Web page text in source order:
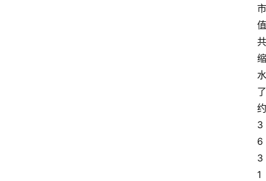
市
值
共
缩
水
了
约
3
6
3
1